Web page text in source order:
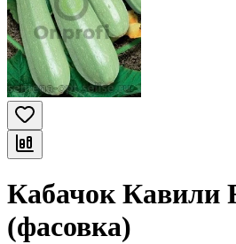
Кабачок Кавили
(фасовка)